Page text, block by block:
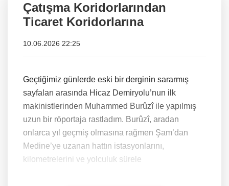
Çatışma Koridorlarından
Ticaret Koridorlarına
10.06.2026 22:25
Geçtiğimiz günlerde eski bir derginin sararmış
sayfaları arasında Hicaz Demiryolu’nun ilk
makinistlerinden Muhammed Burûzî ile yapılmış
uzun bir röportaja rastladım. Burûzî, aradan
onlarca yıl geçmiş olmasına rağmen Şam’dan
Medine’ye uzanan hattın istasyonlarını,
kilometrelerini ve yolculuk sürele